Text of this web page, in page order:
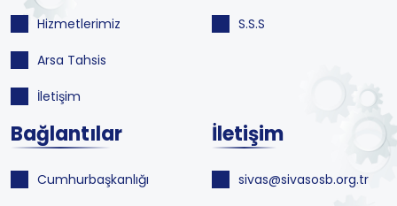
Hizmetlerimiz
Arsa Tahsis
İletişim
S.S.S
Bağlantılar
Cumhurbaşkanlığı
İletişim
sivas@sivasosb.org.tr